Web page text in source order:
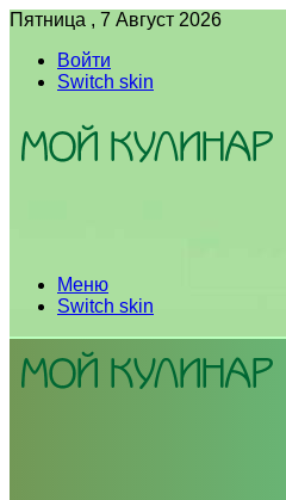
Пятница , 7 Август 2026
Войти
Switch skin
Меню
Switch skin